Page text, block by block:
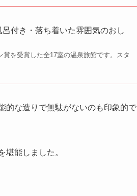
付き・落ち着いた雰囲気のおし
を受賞した全17室の温泉旅館です。スタ
的な造りで無駄がないのも印象的で
能しました。